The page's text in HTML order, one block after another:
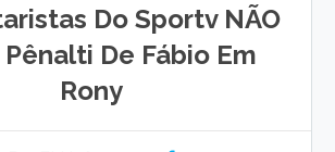
Do Sportv NÃO
Pênalti De Fábio Em
Rony